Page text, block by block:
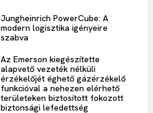
Jungheinrich PowerCube: A
modern logisztika igényeire
szabva
Az Emerson kiegészítette
alapvető vezeték nélküli
érzékelőjét éghető gázérzékelő
funkcióval a nehezen elérhető
területeken biztosított fokozott
biztonsági lefedettség